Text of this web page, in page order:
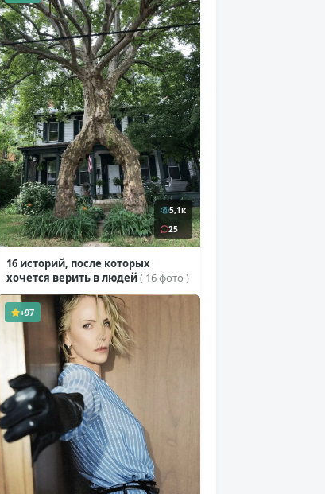
5,1к
25
16 историй, после которых
хочется верить в людей( 16 фото )
+97